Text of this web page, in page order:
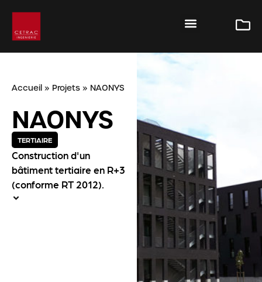
Accueil » Projets » NAONYS
NAONYS
TERTIAIRE
Construction d'un
bâtiment tertiaire en R+3
(conforme RT 2012).